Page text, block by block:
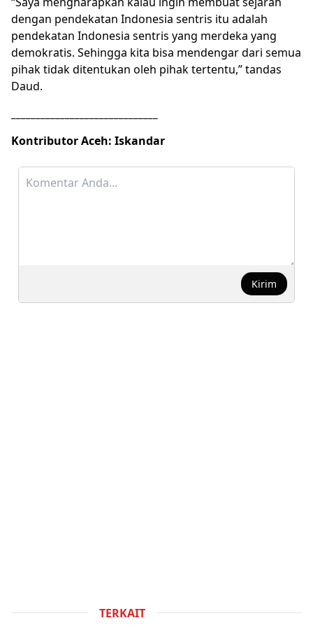
dengan pendekatan Indonesia sentris itu adalah
pendekatan Indonesia sentris yang merdeka yang
demokratis. Sehingga kita bisa mendengar dari semua
pihak tidak ditentukan oleh pihak tertentu,” tandas
Daud.
Kontributor Aceh: Iskandar
Kirim
TERKAIT